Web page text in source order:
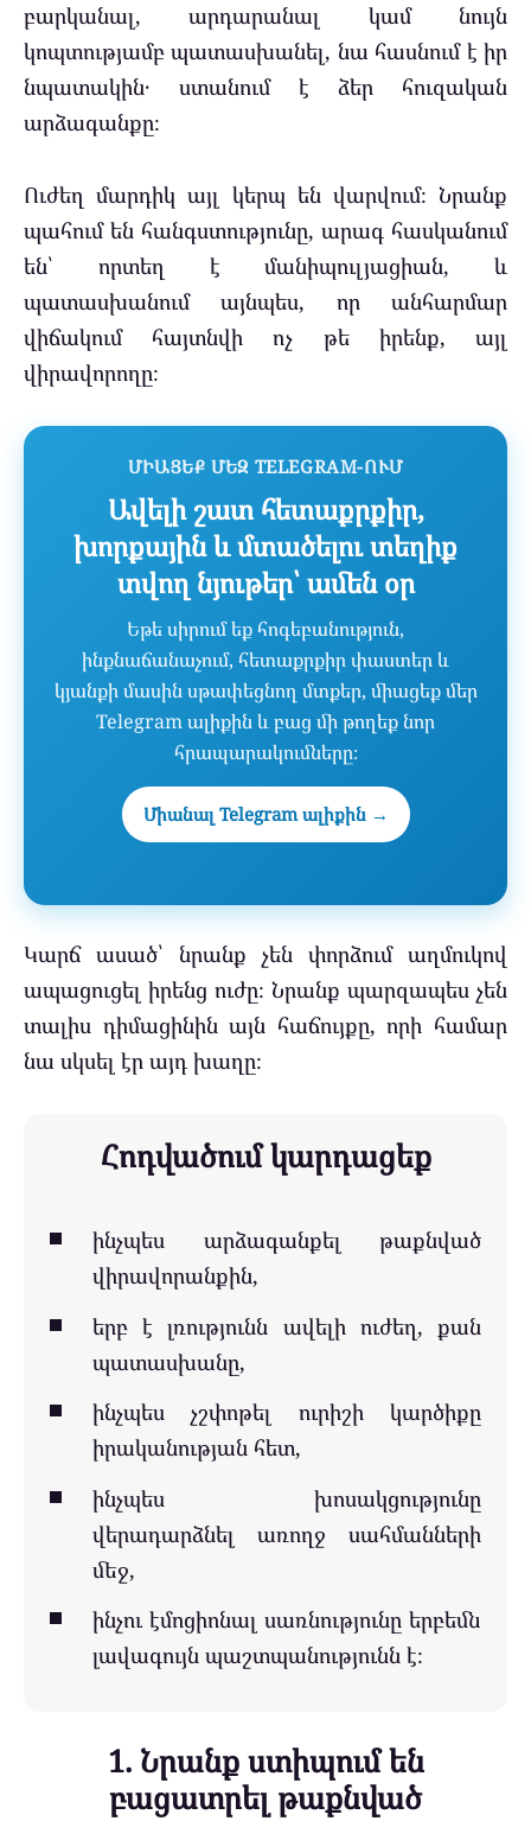
բարկանալ, արդարանալ կամ նույն
կոպտությամբ պատասխանել, նա հասնում է իր
նպատակին․ ստանում է ձեր հուզական
արձագանքը։
Ուժեղ մարդիկ այլ կերպ են վարվում։ Նրանք
պահում են հանգստությունը, արագ հասկանում
են՝ որտեղ է մանիպուլյացիան, և
պատասխանում այնպես, որ անհարմար
վիճակում հայտնվի ոչ թե իրենք, այլ
վիրավորողը։
ՄԻԱՑԵՔ ՄԵԶ TELEGRAM-ՈՒՄ
Ավելի շատ հետաքրքիր,
խորքային և մտածելու տեղիք
տվող նյութեր՝ ամեն օր
Եթե սիրում եք հոգեբանություն,
ինքնաճանաչում, հետաքրքիր փաստեր և
կյանքի մասին սթափեցնող մտքեր, միացեք մեր
Telegram ալիքին և բաց մի թողեք նոր
հրապարակումները։
Միանալ Telegram ալիքին →
Կարճ ասած՝ նրանք չեն փորձում աղմուկով
ապացուցել իրենց ուժը։ Նրանք պարզապես չեն
տալիս դիմացինին այն հաճույքը, որի համար
նա սկսել էր այդ խաղը։
Հոդվածում կարդացեք
ինչպես արձագանքել թաքնված
վիրավորանքին,
երբ է լռությունն ավելի ուժեղ, քան
պատասխանը,
ինչպես չշփոթել ուրիշի կարծիքը
իրականության հետ,
ինչպես խոսակցությունը
վերադարձնել առողջ սահմանների
մեջ,
ինչու էմոցիոնալ սառնությունը երբեմն
լավագույն պաշտպանությունն է։
1. Նրանք ստիպում են
բացատրել թաքնված